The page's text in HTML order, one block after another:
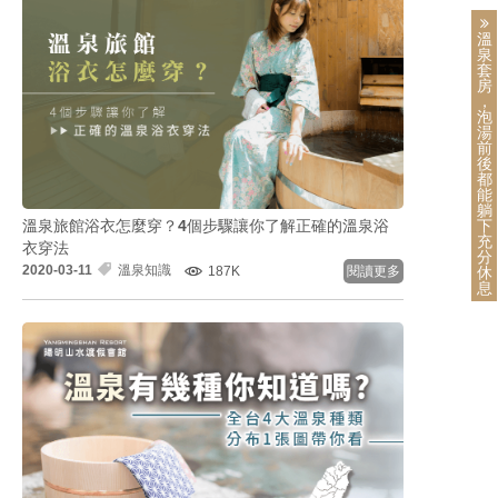
溫泉旅館浴衣怎麼穿？4個步驟讓你了解正確的溫泉浴
衣穿法
2020-03-11 溫泉知識 187K 閱讀更多
溫
泉
套
房
，
泡
湯
前
後
都
能
躺
下
充
分
休
息